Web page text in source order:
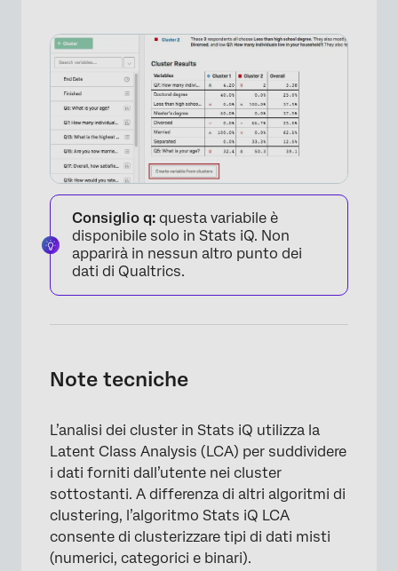
Consiglio q: questa variabile è
disponibile solo in Stats iQ. Non
apparirà in nessun altro punto dei
dati di Qualtrics.
Note tecniche
L’analisi dei cluster in Stats iQ utilizza la
Latent Class Analysis (LCA) per suddividere
i dati forniti dall’utente nei cluster
sottostanti. A differenza di altri algoritmi di
clustering, l’algoritmo Stats iQ LCA
consente di clusterizzare tipi di dati misti
(numerici, categorici e binari).